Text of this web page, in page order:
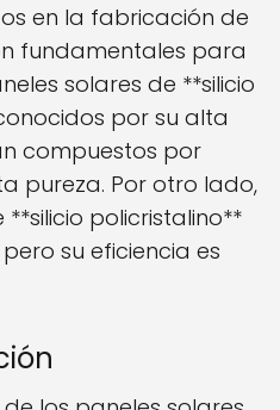
en la fabricación de
fundamentales para
solares de **silicio
por su alta
compuestos por
pureza. Por otro lado,
policristalino**
su eficiencia es